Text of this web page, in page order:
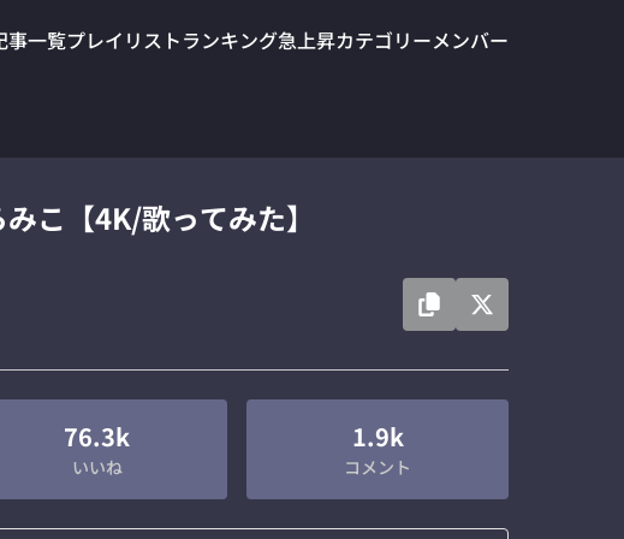
事一覧プレイリストランキング急上昇カテゴリーメンバー
こ【4K/歌ってみた】
76.3k
いいね
1.9k
コメント